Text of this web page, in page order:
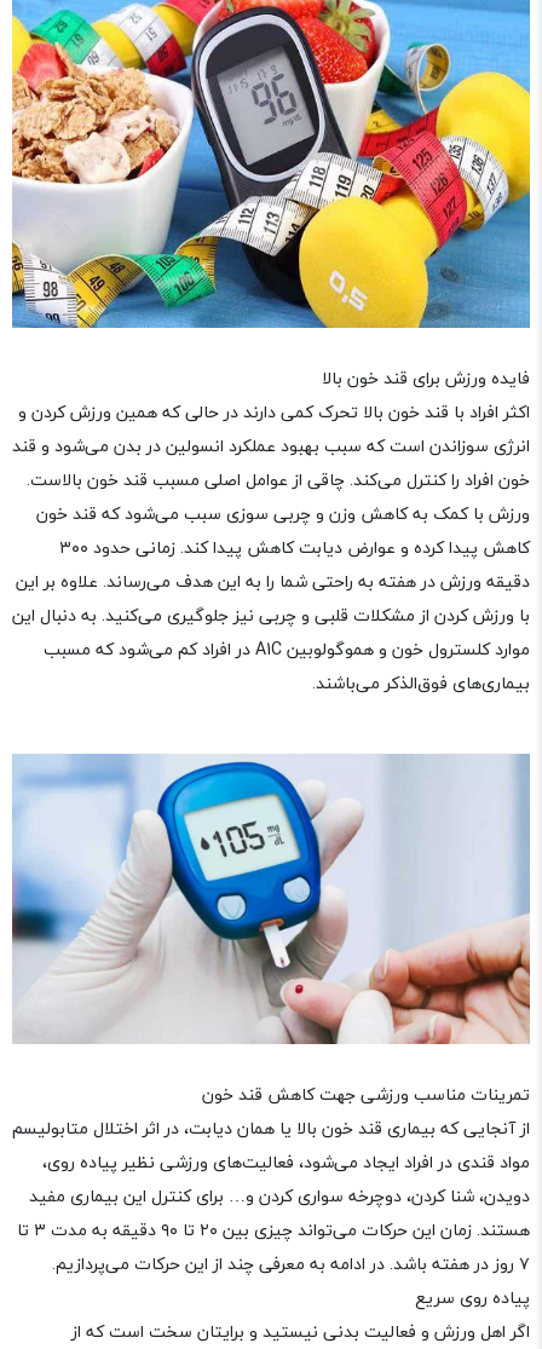
فایده ورزش برای قند خون بالا
اکثر افراد با قند خون بالا تحرک کمی دارند در حالی که همین ورزش کردن و
انرژی سوزاندن است که سبب بهبود عملکرد انسولین در بدن می‌شود و قند
خون افراد را کنترل می‌کند. چاقی از عوامل اصلی مسبب قند خون بالاست.
ورزش با کمک به کاهش وزن و چربی سوزی سبب می‌شود که قند خون
کاهش پیدا کرده و عوارض دیابت کاهش پیدا کند. زمانی حدود ۳۰۰
دقیقه ورزش در هفته به راحتی شما را به این هدف می‌رساند. علاوه بر این
با ورزش کردن از مشکلات قلبی و چربی نیز جلوگیری می‌کنید. به دنبال این
موارد کلسترول خون و هموگولوبین A1C در افراد کم می‌شود که مسبب
بیماری‌های فوق‌الذکر می‌باشند.
تمرینات مناسب ورزشی جهت کاهش قند خون
از آنجایی که بیماری قند خون بالا یا همان دیابت، در اثر اختلال متابولیسم
مواد قندی در افراد ایجاد می‌شود، فعالیت‌های ورزشی نظیر پیاده روی،
دویدن، شنا کردن، دوچرخه سواری کردن و… برای کنترل این بیماری مفید
هستند. زمان این حرکات می‌تواند چیزی بین ۲۰ تا ۹۰ دقیقه به مدت ۳ تا
۷ روز در هفته باشد. در ادامه به معرفی چند از این حرکات می‌پردازیم.
پیاده روی سریع
اگر اهل ورزش و فعالیت بدنی نیستید و برایتان سخت است که از